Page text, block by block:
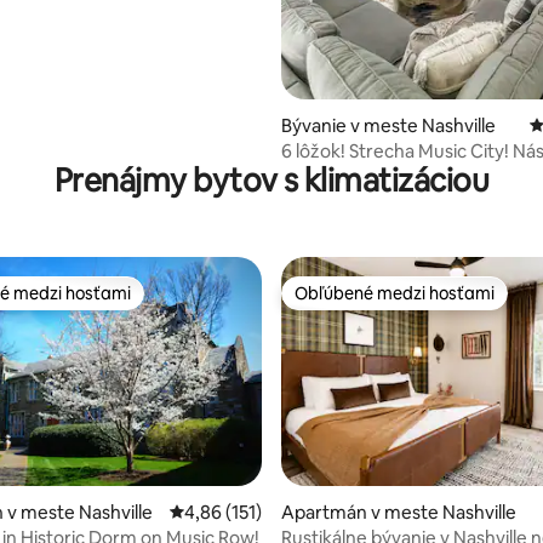
Bývanie v meste Nashville
6 lôžok! Strecha Music City!
maľby s hviezdami country!
Prenájmy bytov s klimatizáciou
medzi hosťami
medzi hosťami
meste Nashville Priemerné ohodnotenie 4,86 z 5, počet
4,86 (151)
Historic Dorm on Music Row!
Obľúbené medzi hosťami
Obľúbené medzi hosťami
Apartmán v meste Nashville
Rustikálne bývanie v Nashville